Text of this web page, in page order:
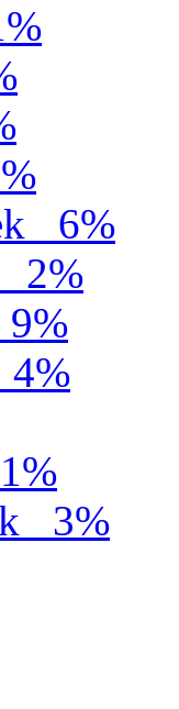
6%
2%
9%
4%
1%
3%